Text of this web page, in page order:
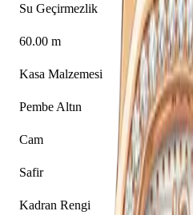
Su Geçirmezlik
60.00 m
Kasa Malzemesi
Pembe Altın
Cam
Safir
Kadran Rengi